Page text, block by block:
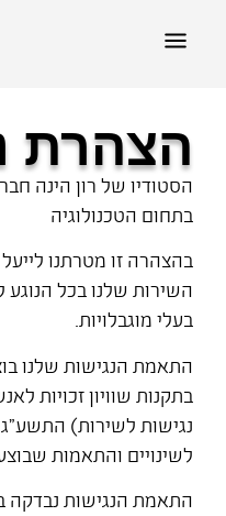
הצהרת
הסטודיו של רון הינה
בתחום הטכנולוגיה
בהצהרה זו מטרתנו
השירות שלנו בכל הנוגע
בעלי מוגבלויות.
בתקנות שוויון זכויות
לשינויים והתאמות
התאמת הנגישות נבדקה